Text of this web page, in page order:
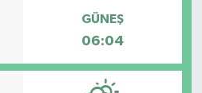
GÜNEŞ
06:04